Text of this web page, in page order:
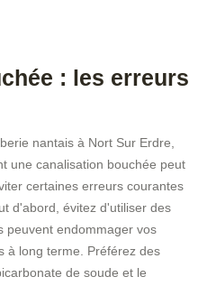
: les erreurs
nantais à Nort Sur Erdre,
une canalisation bouchée peut
certaines erreurs courantes
d'abord, évitez d'utiliser des
peuvent endommager vos
à long terme. Préférez des
de soude et le